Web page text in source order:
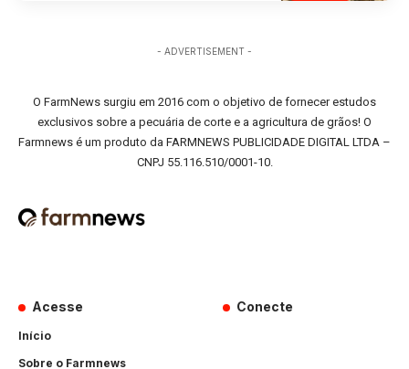
- ADVERTISEMENT -
O FarmNews surgiu em 2016 com o objetivo de fornecer estudos
exclusivos sobre a pecuária de corte e a agricultura de grãos! O
Farmnews é um produto da FARMNEWS PUBLICIDADE DIGITAL LTDA –
CNPJ 55.116.510/0001-10.
Acesse
Início
Sobre o Farmnews
Conecte